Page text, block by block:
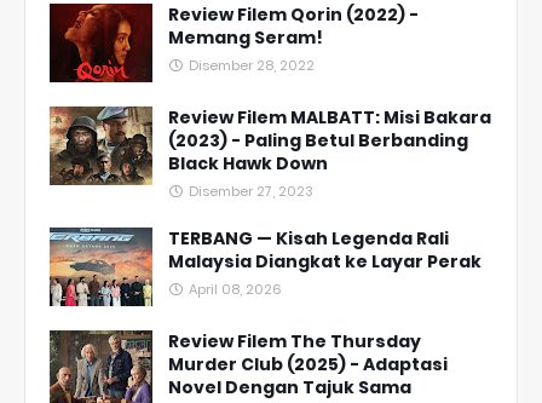
Review Filem Qorin (2022) -
Memang Seram!
Disember 28, 2022
Review Filem MALBATT: Misi Bakara
(2023) - Paling Betul Berbanding
Black Hawk Down
Disember 27, 2023
TERBANG — Kisah Legenda Rali
Malaysia Diangkat ke Layar Perak
April 08, 2026
Review Filem The Thursday
Murder Club (2025) - Adaptasi
Novel Dengan Tajuk Sama